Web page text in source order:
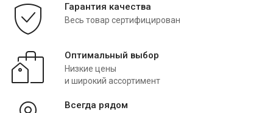
Гарантия качества
Весь товар сертифицирован
Оптимальный выбор
Низкие цены
и широкий ассортимент
Всегда рядом